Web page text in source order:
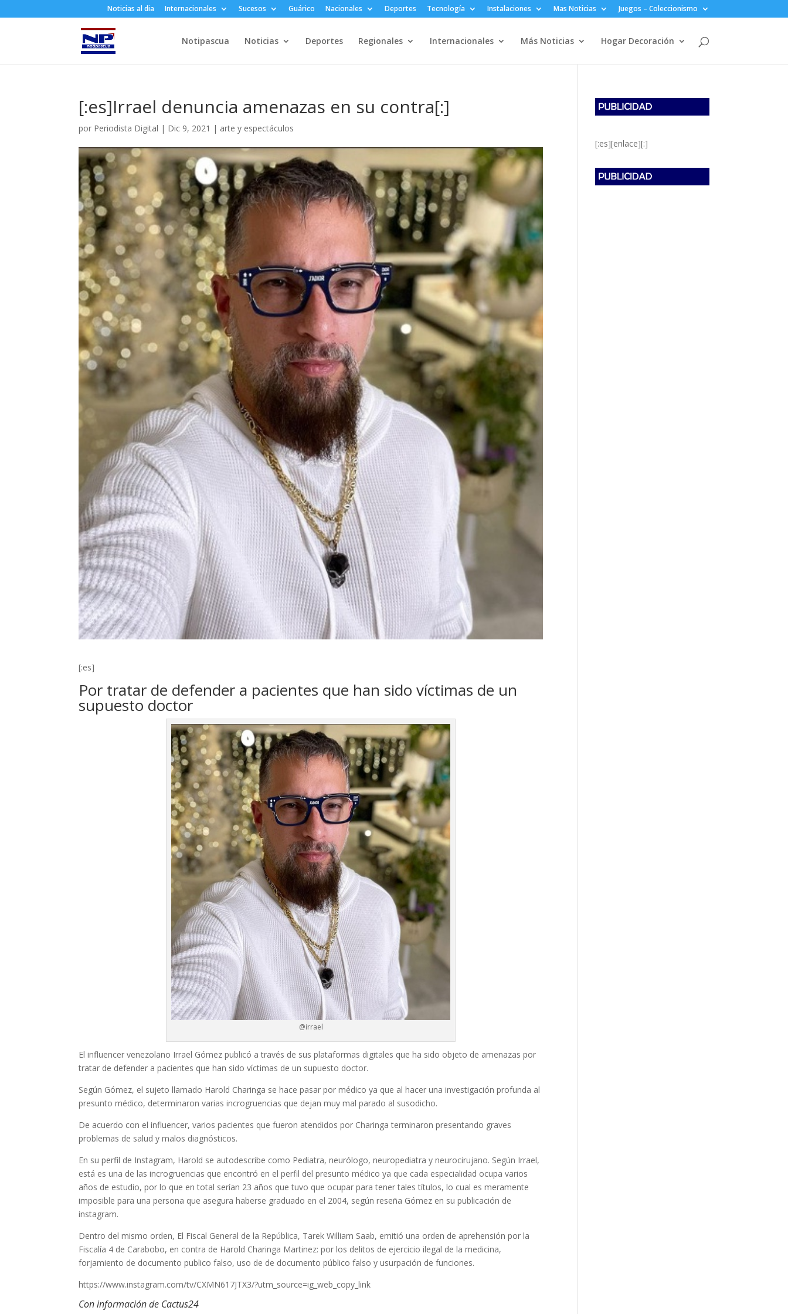
Noticias al dia Internacionales Sucesos Guárico Nacionales Deportes Tecnología Instalaciones Mas Noticias Juegos – Coleccionismo
Notipascua Noticias Deportes Regionales Internacionales Más Noticias Hogar Decoración
[:es]Irrael denuncia amenazas en su contra[:]
por Periodista Digital | Dic 9, 2021 | arte y espectáculos
[:es]
Por tratar de defender a pacientes que han sido víctimas de un
supuesto doctor
@irrael
El influencer venezolano Irrael Gómez publicó a través de sus plataformas digitales que ha sido objeto de amenazas por
tratar de defender a pacientes que han sido víctimas de un supuesto doctor.
Según Gómez, el sujeto llamado Harold Charinga se hace pasar por médico ya que al hacer una investigación profunda al
presunto médico, determinaron varias incrogruencias que dejan muy mal parado al susodicho.
De acuerdo con el influencer, varios pacientes que fueron atendidos por Charinga terminaron presentando graves
problemas de salud y malos diagnósticos.
En su perfil de Instagram, Harold se autodescribe como Pediatra, neurólogo, neuropediatra y neurocirujano. Según Irrael,
está es una de las incrogruencias que encontró en el perfil del presunto médico ya que cada especialidad ocupa varios
años de estudio, por lo que en total serían 23 años que tuvo que ocupar para tener tales títulos, lo cual es meramente
imposible para una persona que asegura haberse graduado en el 2004, según reseña Gómez en su publicación de
instagram.
Dentro del mismo orden, El Fiscal General de la República, Tarek William Saab, emitió una orden de aprehensión por la
Fiscalía 4 de Carabobo, en contra de Harold Charinga Martinez: por los delitos de ejercicio ilegal de la medicina,
forjamiento de documento publico falso, uso de de documento público falso y usurpación de funciones.
https://www.instagram.com/tv/CXMN617JTX3/?utm_source=ig_web_copy_link
Con información de Cactus24
[:es][enlace][:]